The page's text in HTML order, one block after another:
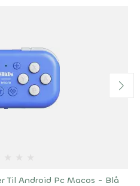
Til Android Pc Macos - Blå